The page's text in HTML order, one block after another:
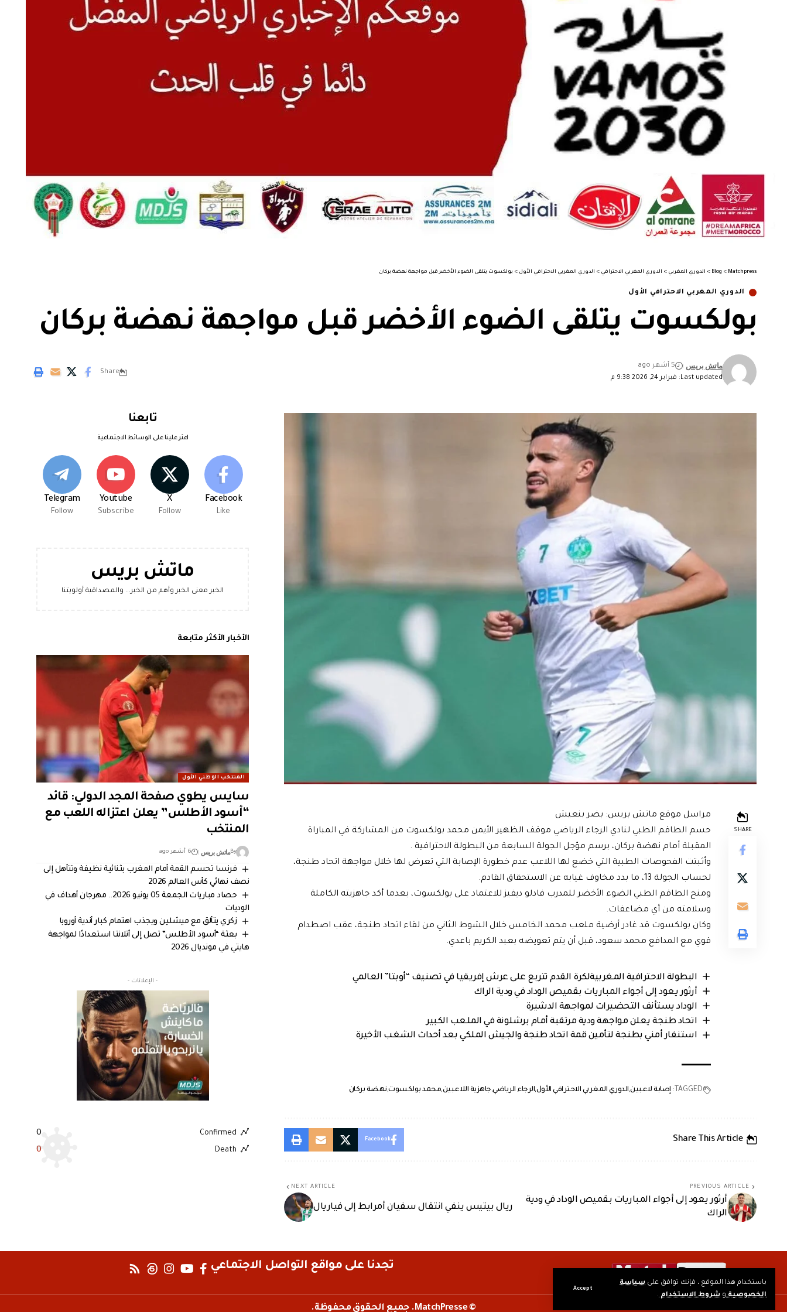
باستخدام هذا الموقع ، فإنك توافق على سياسة
الخصوصيةو شروط الاستخدام.
Accept
Matchpress
>
Blog
> الدوري المغربي > الدوري المغربي الاحترافي > الدوري المغربي الاحترافي الأول > بولكسوت يتلقى الضوء الأخضر قبل مواجهة نهضة بركان
الدوري المغربي الاحترافي الأول
بولكسوت يتلقى الضوء الأخضر قبل مواجهة نهضة بركان
Last updated: فبراير 24, 2026 9:38 م
ماتش بريس
5 أشهر ago
Share
SHARE
مراسل موقع ماتش بريس: بضر بنعيش
حسم الطاقم الطبي لنادي الرجاء الرياضي موقف الظهير الأيمن محمد بولكسوت من المشاركة في المباراة
المقبلة أمام نهضة بركان، برسم مؤجل الجولة السابعة من البطولة الاحترافية .
وأثبتت الفحوصات الطبية التي خضع لها اللاعب عدم خطورة الإصابة التي تعرض لها خلال مواجهة اتحاد طنجة،
لحساب الجولة 13، ما بدد مخاوف غيابه عن الاستحقاق القادم.
ومنح الطاقم الطبي الضوء الأخضر للمدرب فادلو ديفيز للاعتماد على بولكسوت، بعدما أكد جاهزيته الكاملة
وسلامته من أي مضاعفات.
وكان بولكسوت قد غادر أرضية ملعب محمد الخامس خلال الشوط الثاني من لقاء اتحاد طنجة، عقب اصطدام
قوي مع المدافع محمد سعود، قبل أن يتم تعويضه بعبد الكريم باعدي.
البطولة الاحترافية المغربيةلكرة القدم تتربع على عرش إفريقيا في تصنيف “أوبتا” العالمي
أرثور يعود إلى أجواء المباريات بقميص الوداد في ودية الراك
الوداد يستأنف التحضيرات لمواجهة الدشيرة
اتحاد طنجة يعلن مواجهة ودية مرتقبة أمام برشلونة في الملعب الكبير
استنفار أمني بطنجة لتأمين قمة اتحاد طنجة والجيش الملكي بعد أحداث الشغب الأخيرة
TAGGED: إصابة لاعبين الدوري المغربي الاحترافي الأولالرجاء الرياضي جاهزية اللاعبينمحمد بولكسوت نهضة بركان
Share This Article
Facebook
PREVIOUS ARTICLE
أرثور يعود إلى أجواء المباريات بقميص الوداد في ودية
الراك
NEXT ARTICLE
ريال بيتيس ينفي انتقال سفيان أمرابط إلى فياريال
تابعنا
اعثر علينا على الوسائط الاجتماعية
Facebook
Like
X
Follow
Youtube
Subscribe
Telegram
Follow
ماتش بريس
الخبر معنى الخبر وأهم من الخبر... والمصداقية أولويتنا
الأخبار الأكثر متابعة
المنتخب الوطني الأول
سايس يطوي صفحة المجد الدولي: قائد
“أسود الأطلس” يعلن اعتزاله اللعب مع
المنتخب
Byماتش بريس 6 أشهر ago
فرنسا تحسم القمة أمام المغرب بثنائية نظيفة وتتأهل إلى
نصف نهائي كأس العالم 2026
حصاد مباريات الجمعة 05 يونيو 2026.. مهرجان أهداف في
الوديات
زكري يتألق مع ميشلين ويجذب اهتمام كبار أندية أوروبا
بعثة “أسود الأطلس” تصل إلى أتلانتا استعدادًا لمواجهة
هايتي في مونديال 2026
- الإعلانات -
Confirmed
0
Death
0
تجدنا على مواقع التواصل الاجتماعي
© MatchPresse. جميع الحقوق محفوظة.